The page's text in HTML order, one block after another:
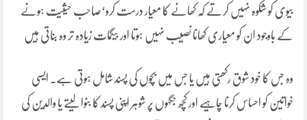
بیوی کو شکوہ نہیں کرتے کہ کھانے کا معیار درست کرو‘صاحب حیثیت ہونے
کے باوجود ان کو معیاری کھانا نصیب نہیں ہوتا اور بیگمات زیادہ تر وہ بناتی ہیں
وہ جس کا خود شوق رکھتی ہیں یا جس میں بچوں کی پسند شامل ہوتی ہے۔ ایسی
خواتین کو احساس کرنا چاہیے اور کچھ جگہوں پر شوہر اپنی پسند کا بنوا لیتے یا والدین کی